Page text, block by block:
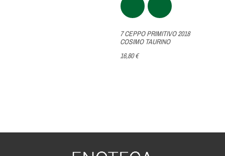
7 CEPPO PRIMITIVO 2018
COSIMO TAURINO
16,80 €